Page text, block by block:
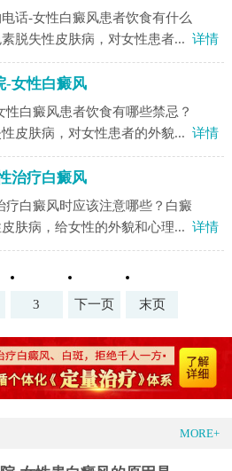
话-女性白癜风患者饮食有什么
脱失性皮肤病，对女性患者... 详情
-女性白癜风
白癜风患者饮食有哪些禁忌？
皮肤病，对女性患者的外貌... 详情
治疗白癜风
疗白癜风时应该注意哪些？白癜
肤病，给女性的外貌和心理... 详情
3 下一页 末页
MORE+